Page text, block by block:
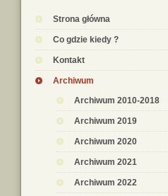
Strona główna
Co gdzie kiedy ?
Kontakt
Archiwum
Archiwum 2010-2018
Archiwum 2019
Archiwum 2020
Archiwum 2021
Archiwum 2022